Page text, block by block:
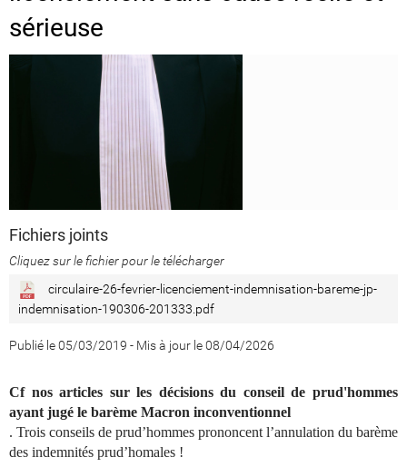
sérieuse
Fichiers joints
Cliquez sur le fichier pour le télécharger
circulaire-26-fevrier-licenciement-indemnisation-bareme-jp-
indemnisation-190306-201333.pdf
Publié le 05/03/2019 - Mis à jour le 08/04/2026
Cf nos articles sur les décisions du conseil de prud'hommes
ayant jugé le barème Macron inconventionnel
. Trois conseils de prud’hommes prononcent l’annulation du barème
des indemnités prud’homales !